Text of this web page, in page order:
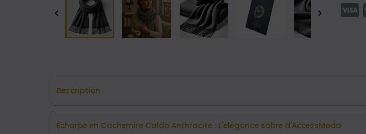
 
Description
Écharpe en Cachemire Caldo Anthracite : L'élégance sobre d'AccessModa